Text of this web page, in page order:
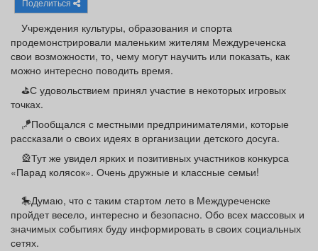
Афиша
Товары Поздравления Погода
ТВ программа Я - пенсионер
Поделиться
Учреждения культуры, образования и спорта
продемонстрировали маленьким жителям Междуреченска
свои возможности, то, чему могут научить или показать, как
можно интересно поводить время.
⛳️С удовольствием принял участие в некоторых игровых
точках.
🪁Пообщался с местными предпринимателями, которые
рассказали о своих идеях в организации детского досуга.
🎡Тут же увидел ярких и позитивных участников конкурса
«Парад колясок». Очень дружные и классные семьи!
🎠Думаю, что с таким стартом лето в Междуреченске
пройдет весело, интересно и безопасно. Обо всех массовых и
значимых событиях буду информировать в своих социальных
сетях.